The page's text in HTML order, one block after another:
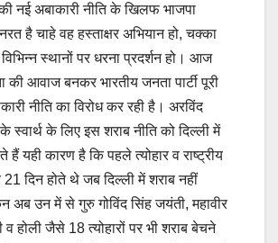
नई अबाकारी नीति के खिलफ भाजपा
है चाहे वह हस्ताक्षर अभियान हो, चक्का
स्थानों पर धरना प्रदर्शन हो। आज
की आवाज बनकर भारतीय जनता पार्टी पूरी
नीति का विरोध कर रही है। अरविंद
के लिए इस शराब नीति को दिल्ली में
हैं यही कारण है कि पहले त्योहार व राष्ट्रीय
21 दिन होते थे जब दिल्ली में शराब नहीं
अब उन में से गुरु गोविंद सिंह जयंती, महावीर
व होली जैसे 18 त्योहारों पर भी शराब बेचने